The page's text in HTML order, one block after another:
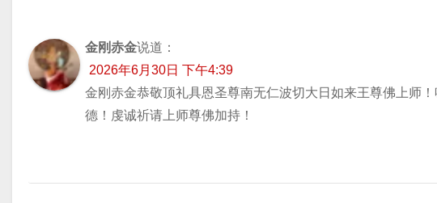
金刚赤金说道：
2026年6月30日 下午4:39
金刚赤金恭敬顶礼具恩圣尊南无仁波切大日如来王尊佛上师
德！虔诚祈请上师尊佛加持！